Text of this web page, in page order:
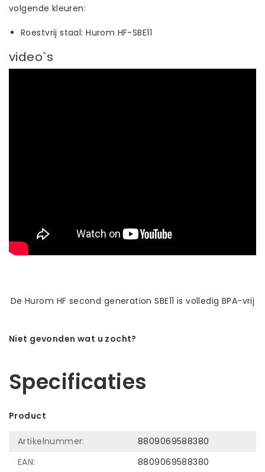
volgende kleuren:
Roestvrij staal: Hurom HF-SBE11
video`s
De Hurom HF second generation SBE11 is volledig BPA-vrij
Niet gevonden wat u zocht?
Specificaties
Product
Artikelnummer:
8809069588380
EAN:
8809069588380